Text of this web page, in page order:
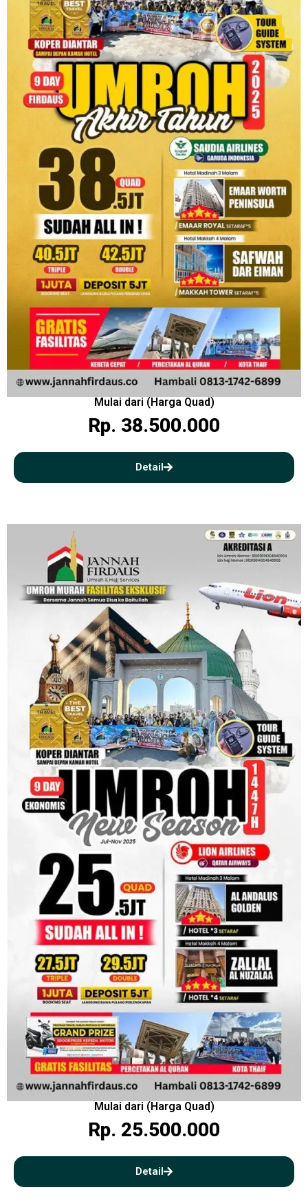
Mulai dari (Harga Quad)
Rp. 38.500.000
Detail
Mulai dari (Harga Quad)
Rp. 25.500.000
Detail